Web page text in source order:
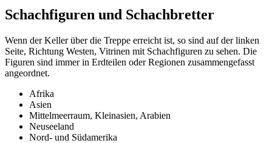
Schachfiguren und Schachbretter
Wenn der Keller über die Treppe erreicht ist, so sind auf der linken
Seite, Richtung Westen, Vitrinen mit Schachfiguren zu sehen. Die
Figuren sind immer in Erdteilen oder Regionen zusammengefasst
angeordnet.
Afrika
Asien
Mittelmeerraum, Kleinasien, Arabien
Neuseeland
Nord- und Südamerika